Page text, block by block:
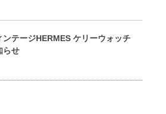
ンテージHERMES ケリーウォッチ
らせ